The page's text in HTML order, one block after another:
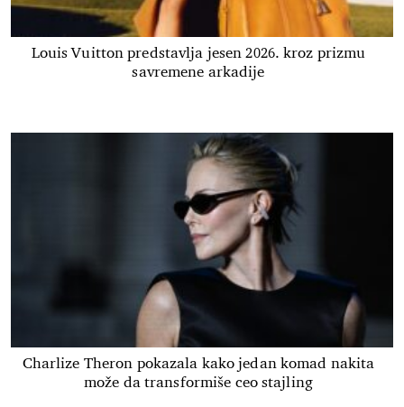
Louis Vuitton predstavlja jesen 2026. kroz prizmu
savremene arkadije
Charlize Theron pokazala kako jedan komad nakita
može da transformiše ceo stajling